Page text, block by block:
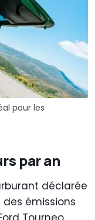
pour les
par an
déclarée
des émissions